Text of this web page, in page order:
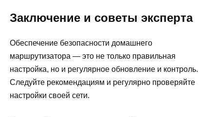
Заключение и советы эксперта
Обеспечение безопасности домашнего
маршрутизатора — это не только правильная
настройка, но и регулярное обновление и контроль.
Следуйте рекомендациям и регулярно проверяйте
настройки своей сети.